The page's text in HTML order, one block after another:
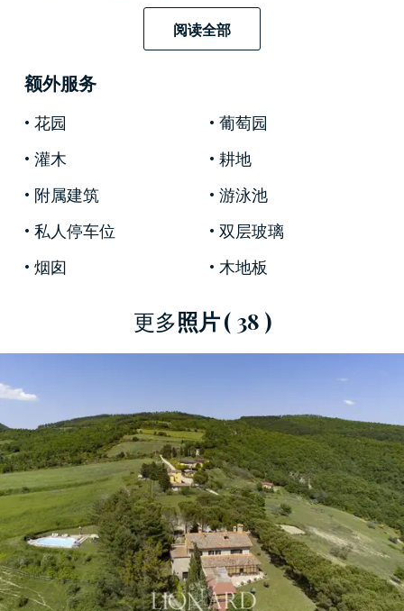
布里亚丘陵的迷人景色，非常适合在炎热的夏季
降温，还有一个60平方米的私人乡村风格教堂。
602平方米的主农舍分布在两个楼层。起居区设有
带乡村风格的宽敞客房的起居区以及带燃木烤炉
的厨房。
一楼有四间客房，典型的天花板和外露的木梁，
在长长的走廊尽头，宽敞的露台享有周围美景。
酒店还设有桑拿浴室，供客人放松身心，200平方
米的沙龙用作瑜伽室，另有120平方米的沙龙，冥
想区以及现代化的农场动物保护区。
在三个面积约100平方米的房屋中，两个分为两个
带独立入口的公寓，而第三个有四个双人卧室。
阅读全部
额外服务
花园
葡萄园
灌木
耕地
附属建筑
游泳池
私人停车位
双层玻璃
烟囱
木地板
更多照片( 38 )